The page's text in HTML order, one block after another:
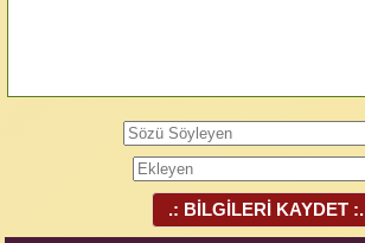
.: BİLGİLERİ KAYDET :.